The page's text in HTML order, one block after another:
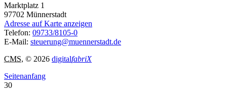
Marktplatz 1
97702 Münnerstadt
Adresse auf Karte anzeigen
Telefon: 09733/8105-0
E-Mail: steuerung@muennerstadt.de
CMS, © 2026 digitalfabriX
Seitenanfang
30